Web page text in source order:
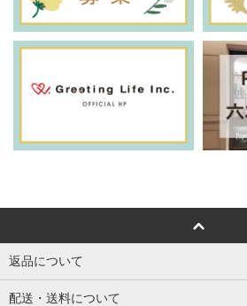
返品について
配送・送料について